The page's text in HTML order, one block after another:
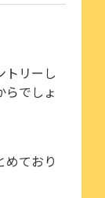
トリーし
らでしょ
めており